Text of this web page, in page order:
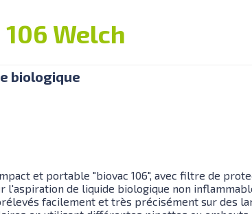
Welch
biologique
et portable "biovac 106", avec filtre de
l'aspiration de liquide biologique non
facilement et très précisément sur des